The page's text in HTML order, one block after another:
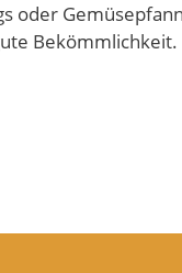
oder
Bekömmlichkeit.